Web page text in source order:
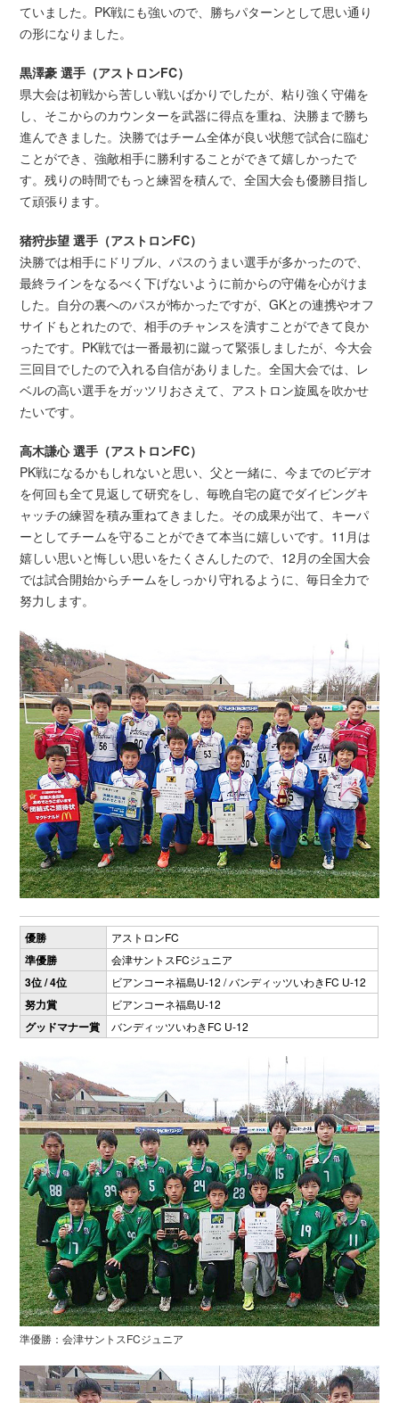
ていました。PK戦にも強いので、勝ちパターンとして思い通り
の形になりました。
黒澤豪 選手（アストロンFC）
県大会は初戦から苦しい戦いばかりでしたが、粘り強く守備を
し、そこからのカウンターを武器に得点を重ね、決勝まで勝ち
進んできました。決勝ではチーム全体が良い状態で試合に臨む
ことができ、強敵相手に勝利することができて嬉しかったで
す。残りの時間でもっと練習を積んで、全国大会も優勝目指し
て頑張ります。
猪狩歩望 選手（アストロンFC）
決勝では相手にドリブル、パスのうまい選手が多かったので、
最終ラインをなるべく下げないように前からの守備を心がけま
した。自分の裏へのパスが怖かったですが、GKとの連携やオフ
サイドもとれたので、相手のチャンスを潰すことができて良か
ったです。PK戦では一番最初に蹴って緊張しましたが、今大会
三回目でしたので入れる自信がありました。全国大会では、レ
ベルの高い選手をガッツリおさえて、アストロン旋風を吹かせ
たいです。
高木謙心 選手（アストロンFC）
PK戦になるかもしれないと思い、父と一緒に、今までのビデオ
を何回も全て見返して研究をし、毎晩自宅の庭でダイビングキ
ャッチの練習を積み重ねてきました。その成果が出て、キーパ
ーとしてチームを守ることができて本当に嬉しいです。11月は
嬉しい思いと悔しい思いをたくさんしたので、12月の全国大会
では試合開始からチームをしっかり守れるように、毎日全力で
努力します。
優勝 アストロンFC
準優勝 会津サントスFCジュニア
3位 / 4位 ビアンコーネ福島U-12 / バンディッツいわきFC U-12
努力賞 ビアンコーネ福島U-12
グッドマナー賞 バンディッツいわきFC U-12
準優勝：会津サントスFCジュニア